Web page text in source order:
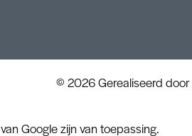
© 2026 Gerealiseerd door
van Google zijn van toepassing.